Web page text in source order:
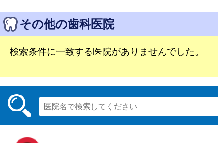
その他の歯科医院
検索条件に一致する医院がありませんでした。